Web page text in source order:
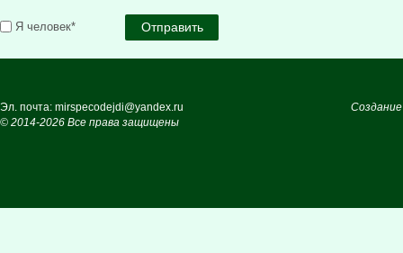
Я человек*
Эл. почта: mirspecodejdi@yandex.ru
© 2014-2026 Все права защищены